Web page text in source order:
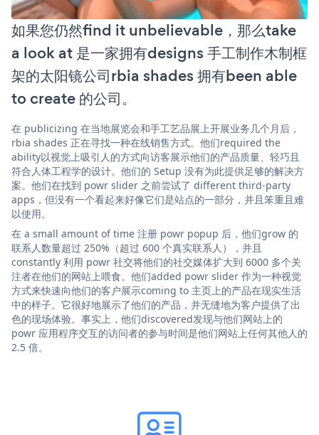
如果您仍然find it unbelievable，那么take
a look at 是一家拥有designs 手工制作木制框
架的太阳镜公司rbia shades 拥有been able
to create 的公司。
在 publicizing 在当地展览会和手工艺品展上开展业务几个月后，
rbia shades 正在寻找一种在线销售方式。他们required the
ability以视觉上吸引人的方式向访客展示他们的产品质量、轻巧且
符合人体工程学的设计。他们的 Setup 没有为此提供足够的解决方
案。他们在找到 powr slider 之前尝试了 different third-party
apps，但没有一个看起来好像它们是站点的一部分，并且笨重且难
以使用。
在 a small amount of time 注册 powr popup 后，他们grow 的
联系人数量超过 250%（超过 600 个真实联系人），并且
constantly 利用 powr 社交将他们的社交媒体扩大到 6000 多个关
注者在他们的网站上喂食。他们added powr slider 作为一种视觉
方式来快速向他们的客户展示coming to 主页上的产品在现实生活
中的样子。它很好地展示了他们的产品，并无缝地为客户提供了出
色的现场体验。事实上，他们discovered发现与他们网站上的
powr 应用程序交互的访问者的参与时间是他们网站上任何其他人的
2.5 倍。